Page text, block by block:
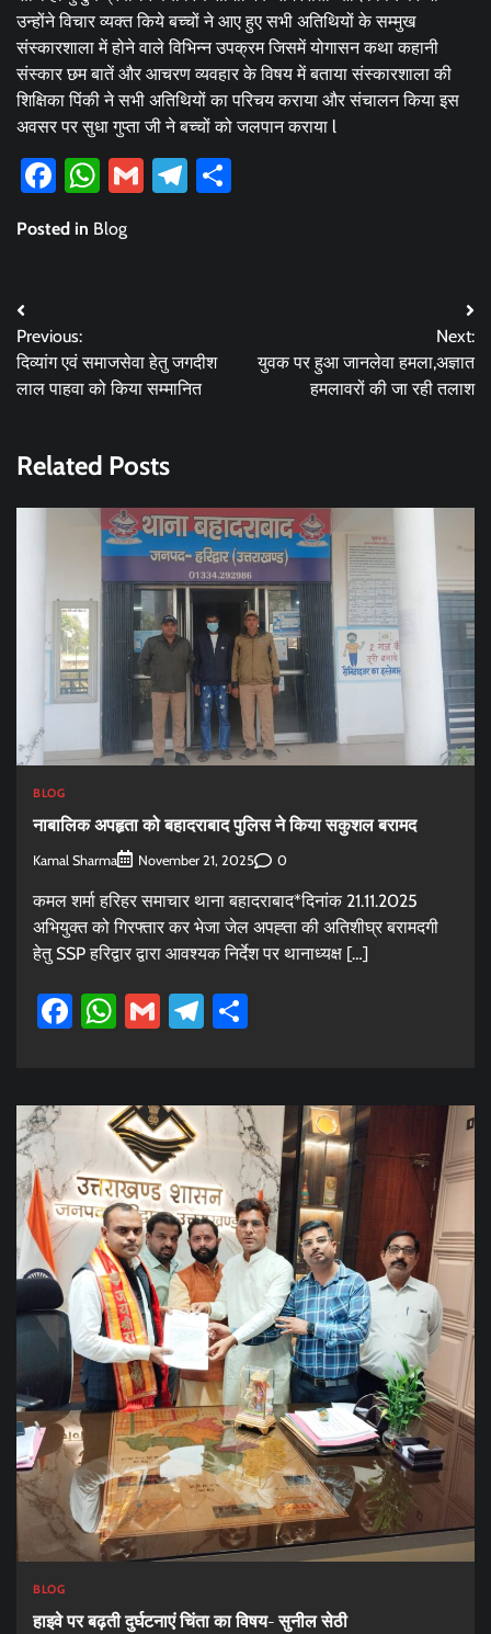
उन्होंने विचार व्यक्त किये बच्चों ने आए हुए सभी अतिथियों के सम्मुख
संस्कारशाला में होने वाले विभिन्न उपक्रम जिसमें योगासन कथा कहानी
संस्कार छम बातें और आचरण व्यवहार के विषय में बताया संस्कारशाला की
शिक्षिका पिंकी ने सभी अतिथियों का परिचय कराया और संचालन किया इस
अवसर पर सुधा गुप्ता जी ने बच्चों को जलपान कराया l
Facebook
WhatsApp
GmailTelegram
Posted in Blog
Post
navigation
Previous:
दिव्यांग एवं समाजसेवा हेतु जगदीश
लाल पाहवा को किया सम्मानित
Next:
युवक पर हुआ जानलेवा हमला,अज्ञात
हमलावरों की जा रही तलाश
Related Posts
BLOG
नाबालिक अपहृता को बहादराबाद पुलिस ने किया सकुशल बरामद
Kamal Sharma November 21, 2025 0
कमल शर्मा हरिहर समाचार थाना बहादराबाद*दिनांक 21.11.2025
अभियुक्त को गिरफ्तार कर भेजा जेल अपह्ता की अतिशीघ्र बरामदगी
हेतु SSP हरिद्वार द्वारा आवश्यक निर्देश पर थानाध्यक्ष […]
Facebook
WhatsApp
GmailTelegram
BLOG
हाइवे पर बढ़ती दुर्घटनाएं चिंता का विषय- सुनील सेठी